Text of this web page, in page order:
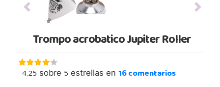
Previous Next
Trompo acrobatico Jupiter Roller
4.25 sobre 5 estrellas en 16comentarios